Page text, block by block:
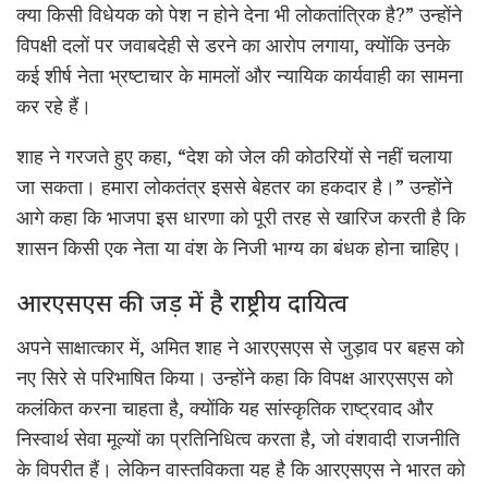
क्या किसी विधेयक को पेश न होने देना भी लोकतांत्रिक है?” उन्होंने
विपक्षी दलों पर जवाबदेही से डरने का आरोप लगाया, क्योंकि उनके
कई शीर्ष नेता भ्रष्टाचार के मामलों और न्यायिक कार्यवाही का सामना
कर रहे हैं।
शाह ने गरजते हुए कहा, “देश को जेल की कोठरियों से नहीं चलाया
जा सकता। हमारा लोकतंत्र इससे बेहतर का हकदार है।” उन्होंने
आगेकहा कि भाजपा इस धारणा को पूरी तरह से खारिज करती है कि
शासन किसी एक नेता या वंश के निजी भाग्य का बंधक होना चाहिए।
आरएसएस की जड़ में है राष्ट्रीय दायित्व
अपने साक्षात्कार में, अमित शाह ने आरएसएस से जुड़ाव पर बहस को
नए सिरे से परिभाषित किया। उन्होंने कहा कि विपक्ष आरएसएस को
कलंकित करना चाहता है, क्योंकि यह सांस्कृतिक राष्ट्रवाद और
निस्वार्थ सेवा मूल्यों का प्रतिनिधित्व करता है, जोवंशवादीराजनीति
के विपरीत हैं। लेकिन वास्तविकता यह है कि आरएसएस ने भारत को